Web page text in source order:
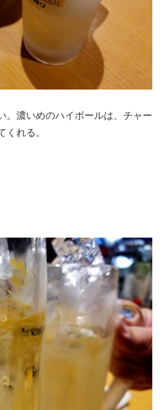
。濃いめのハイボールは、チャー
くれる。